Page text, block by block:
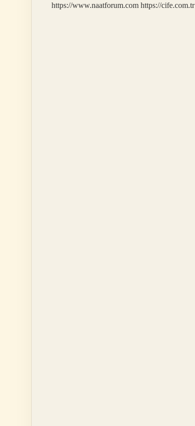
https://www.naatforum.com https://cife.com.tr